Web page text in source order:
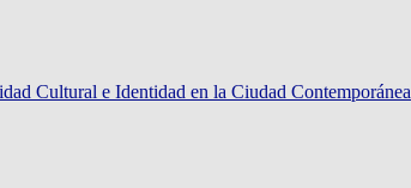
Cultural e Identidad en la Ciudad Contemporánea